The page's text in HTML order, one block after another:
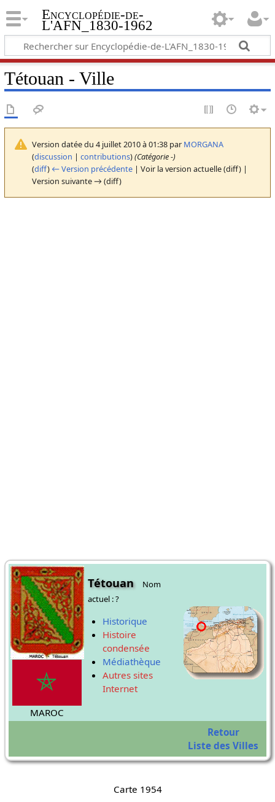
Encyclopédie-de-
L'AFN_1830-1962
Tétouan - Ville
Version datée du 4 juillet 2010 à 01:38 par MORGANA
(discussion | contributions)(Catégorie -)
(diff) ← Version précédente| Voir la version actuelle (diff) |
Version suivante → (diff)
MAROC
Tétouan
Nom
actuel : ?
Historique
Histoire
condensée
Médiathèque
Autres sites
Internet
Retour
Liste des Villes
Carte 1954